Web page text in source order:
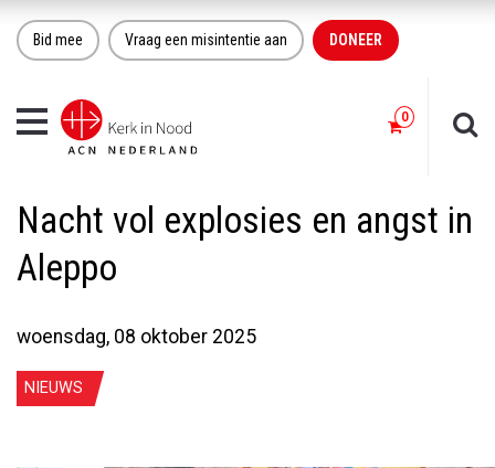
Bid mee Vraag een misintentie aan DONEER
Toggle
navigation
Nacht vol explosies en angst in
Aleppo
woensdag, 08 oktober 2025
NIEUWS